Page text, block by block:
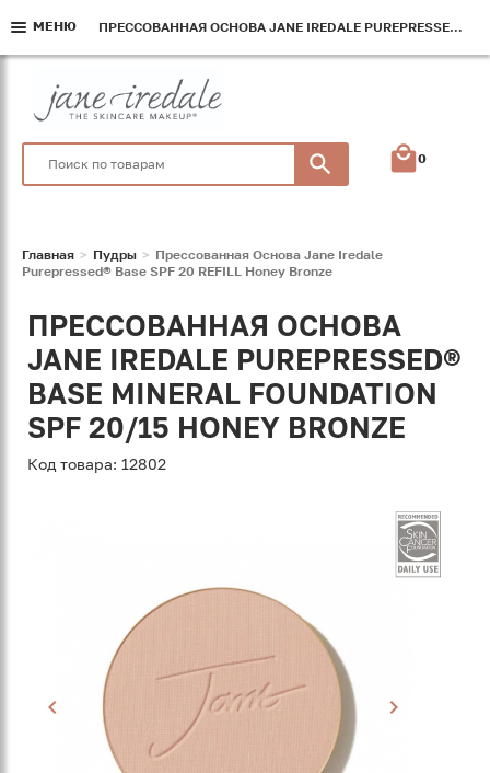
0
Главная Пудры
Прессованная Основа Jane Iredale
Purepressed® Base SPF 20 REFILL Honey Bronze
ПРЕССОВАННАЯ ОСНОВА
JANE IREDALE PUREPRESSED®
BASE MINERAL FOUNDATION
SPF 20/15 HONEY BRONZE
Код товара: 12802
МЕНЮ ПРЕССОВАННАЯ ОСНОВА JANE IREDALE PUREPRESSED® BASE SPF 20 REFILL HONEY BRONZE
МЕНЮ ПРЕССОВАННАЯ ОСНОВА JANE IREDALE PUREPRESSED® BASE SPF 20 REFILL HONEY BRONZE
МЕНЮ ПРЕССОВАННАЯ ОСНОВА JANE IREDALE PUREPRESSED® BASE SPF 20 REFILL HONEY BRONZE